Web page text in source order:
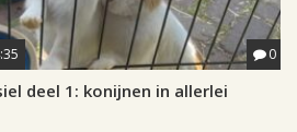
0
deel 1: konijnen in allerlei